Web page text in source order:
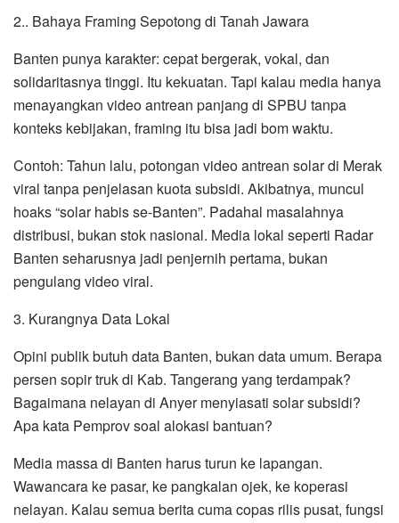
2.. Bahaya Framing Sepotong di Tanah Jawara
Banten punya karakter: cepat bergerak, vokal, dan
solidaritasnya tinggi. Itu kekuatan. Tapi kalau media hanya
menayangkan video antrean panjang di SPBU tanpa
konteks kebijakan, framing itu bisa jadi bom waktu.
Contoh: Tahun lalu, potongan video antrean solar di Merak
viral tanpa penjelasan kuota subsidi. Akibatnya, muncul
hoaks “solar habis se-Banten”. Padahal masalahnya
distribusi, bukan stok nasional. Media lokal seperti Radar
Banten seharusnya jadi penjernih pertama, bukan
pengulang video viral.
3. Kurangnya Data Lokal
Opini publik butuh data Banten, bukan data umum. Berapa
persen sopir truk di Kab. Tangerang yang terdampak?
Bagaimana nelayan di Anyer menyiasati solar subsidi?
Apa kata Pemprov soal alokasi bantuan?
Media massa di Banten harus turun ke lapangan.
Wawancara ke pasar, ke pangkalan ojek, ke koperasi
nelayan. Kalau semua berita cuma copas rilis pusat, fungsi